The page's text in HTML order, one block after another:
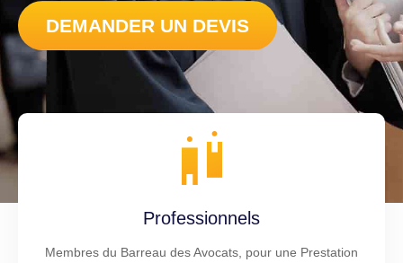
DEMANDER UN DEVIS
Professionnels
Membres du Barreau des Avocats, pour une Prestation